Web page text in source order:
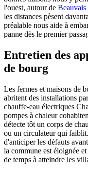
l'ouest, autour de Beauvais
les distances pèsent
préalable nous aide à
panne dès le premier
Entretien des
de bourg
Les fermes et maisons de
abritent des installations
chauffe-eau électriques
pompes à chaleur
détecte tôt un corps de
ou un circulateur qui
d'anticiper les défauts
la commune est éloignée
de temps à atteindre les